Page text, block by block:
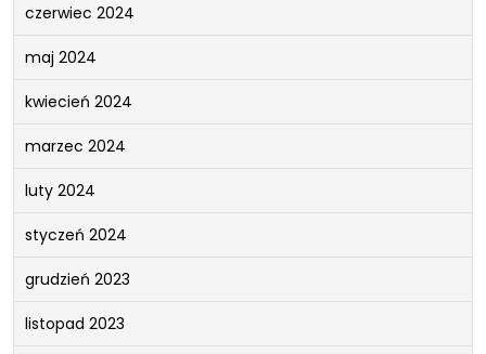
czerwiec 2024
maj 2024
kwiecień 2024
marzec 2024
luty 2024
styczeń 2024
grudzień 2023
listopad 2023